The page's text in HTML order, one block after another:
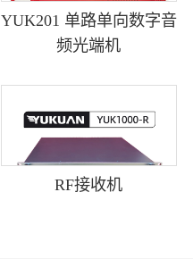
YUK201 单路单向数字音
频光端机
RF接收机